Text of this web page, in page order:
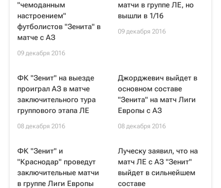
"чемоданным
настроением"
футболистов "Зенита" в
матче с АЗ
09 декабря 2016
матчи в группе ЛЕ, но
вышли в 1/16
09 декабря 2016
ФК "Зенит" на выезде
проиграл АЗ в матче
заключительного тура
группового этапа ЛЕ
08 декабря 2016
Джорджевич выйдет в
основном составе
"Зенита" на матч Лиги
Европы с АЗ
08 декабря 2016
ФК "Зенит" и
"Краснодар" проведут
заключительные матчи
в группе Лиги Европы
Луческу заявил, что на
матч ЛЕ с АЗ "Зенит"
выйдет в сильнейшем
составе